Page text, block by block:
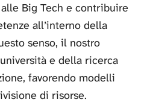
Big Tech e contribuire
all’interno della
senso, il nostro
e della ricerca
favorendo modelli
di risorse.